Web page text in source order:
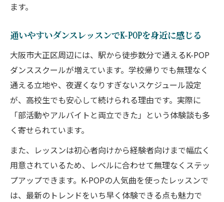
ます。
通いやすいダンスレッスンでK-POPを身近に感じる
大阪市大正区周辺には、駅から徒歩数分で通えるK-POP
ダンススクールが増えています。学校帰りでも無理なく
通える立地や、夜遅くなりすぎないスケジュール設定
が、高校生でも安心して続けられる理由です。実際に
「部活動やアルバイトと両立できた」という体験談も多
く寄せられています。
また、レッスンは初心者向けから経験者向けまで幅広く
用意されているため、レベルに合わせて無理なくステッ
プアップできます。K-POPの人気曲を使ったレッスンで
は、最新のトレンドをいち早く体験できる点も魅力で